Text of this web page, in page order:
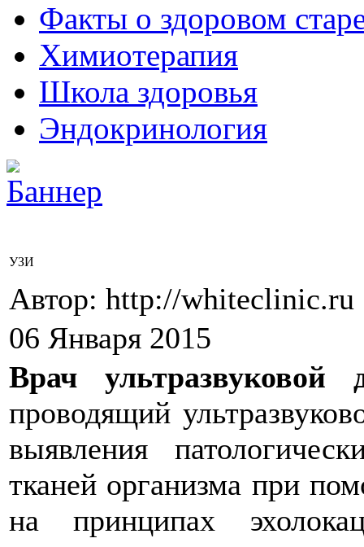
Факты о здоровом
Химиoтерапия
Школа здоровья
Эндокринология
УЗИ
Автор: http://whiteclinic.ru
06 Января 2015
Врач ультразвуковой
проводящий
выявления
тканей организма при
на принципах